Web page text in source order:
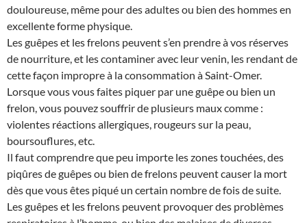
douloureuse, même pour des adultes ou bien des hommes en
excellente forme physique.
Les guêpes et les frelons peuvent s’en prendre à vos réserves
de nourriture, et les contaminer avec leur venin, les rendant de
cette façon impropre à la consommation à Saint-Omer.
Lorsque vous vous faites piquer par une guêpe ou bien un
frelon, vous pouvez souffrir de plusieurs maux comme :
violentes réactions allergiques, rougeurs sur la peau,
boursouflures, etc.
Il faut comprendre que peu importe les zones touchées, des
piqûres de guêpes ou bien de frelons peuvent causer la mort
dès que vous êtes piqué un certain nombre de fois de suite.
Les guêpes et les frelons peuvent provoquer des problèmes